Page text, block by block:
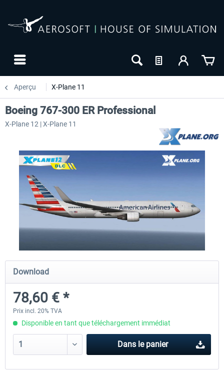
Aperçu X-Plane 11
Traffic Global for X-Plane 12/11
(Windows)
44,95 € *
Airport Stuttgart XP
Boeing 767-300 ER Professional
X-Plane 12 | X-Plane 11
Download
78,60 € *
Prix incl. 20% TVA
Disponible en tant que téléchargement immédiat
Dans le panier